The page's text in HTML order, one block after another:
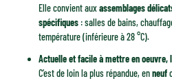
Elle convient auxassemblages
spécifiques : salles de bains,
température (inférieure à 28 °C).
Actuelle et facile à mettre en oeuvre,
C’est de loin la plus répandue, enneuf